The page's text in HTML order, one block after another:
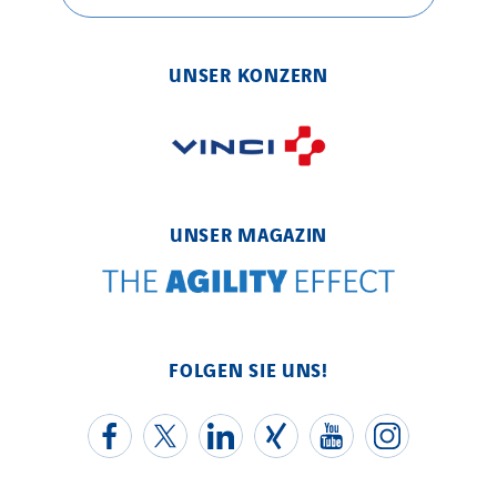
UNSER KONZERN
UNSER MAGAZIN
FOLGEN SIE UNS!
Emil Lundgren
Fournié Grospaud Smart Building
Froid14
Gauriau Entreprise